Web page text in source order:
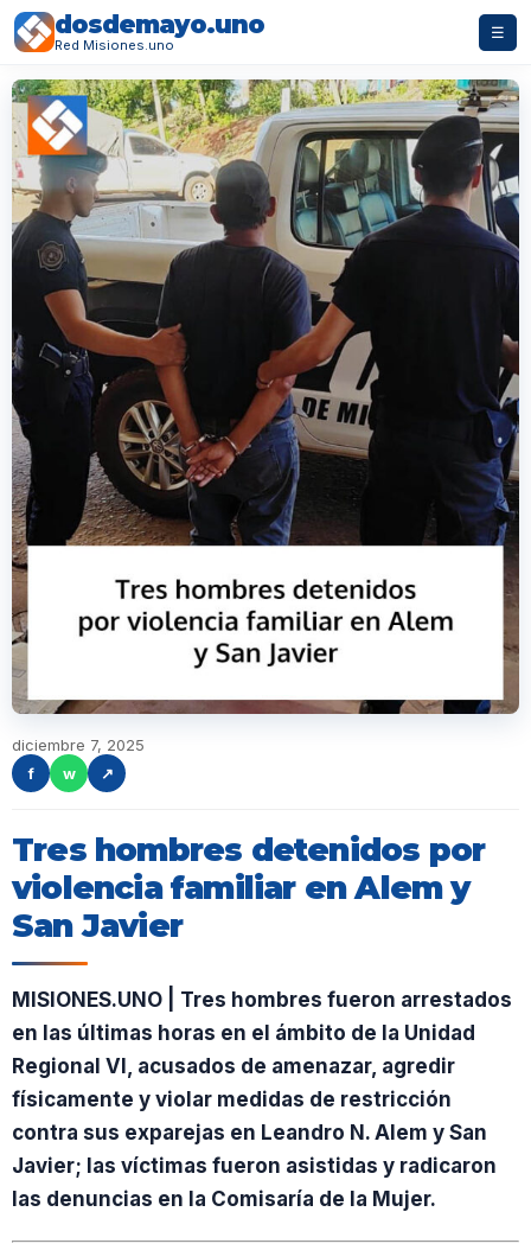
dosdemayo.uno
Red Misiones.uno
☰
diciembre 7, 2025
f
w ↗
Tres hombres detenidos por
violencia familiar en Alem y
San Javier
MISIONES.UNO | Tres hombres fueron arrestados
en las últimas horas en el ámbito de la Unidad
Regional VI, acusados de amenazar, agredir
físicamente y violar medidas de restricción
contra sus exparejas en Leandro N. Alem y San
Javier; las víctimas fueron asistidas y radicaron
las denuncias en la Comisaría de la Mujer.